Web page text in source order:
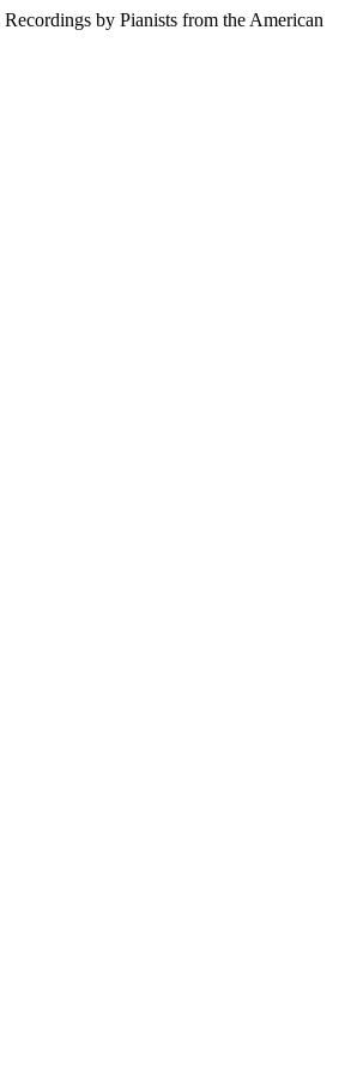
by Pianists from the American